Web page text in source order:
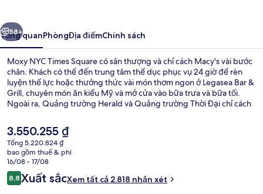
Tiếp
58+
Tổng quanPhòngĐịa điểmChính sách
Moxy NYC Times Square có sân thượng và chỉ cách Macy's vài bước
chân. Khách có thể đến trung tâm thể dục phục vụ 24 giờ để rèn
luyện thể lực hoặc thưởng thức vài món thơm ngon ở Legasea Bar &
Grill, chuyên món ăn kiểu Mỹ và mở cửa vào bữa trưa và bữa tối.
Ngoài ra, Quảng trường Herald và Quảng trường Thời Đại chỉ cách
nơi lưu trú vì tiện cho ngắm cảnh và chỉ cần đi bộ một quãng ngắn là
đến dịch vụ giao thông công cộng, cách Ga 34 St. - Penn (Fashion
Av.) 3 phút và Ga 34 St. (Herald Square) 3 phút.
Giá
hiện
tại
là
3.550.255 ₫
3.550.255 ₫
Tổng 5.220.824 ₫
bao gồm thuế & phí
16/08 - 17/08
Nhận
xét
8,88,8 trên 10,
Xuất sắcXem tất cả 2.818 nhận xét